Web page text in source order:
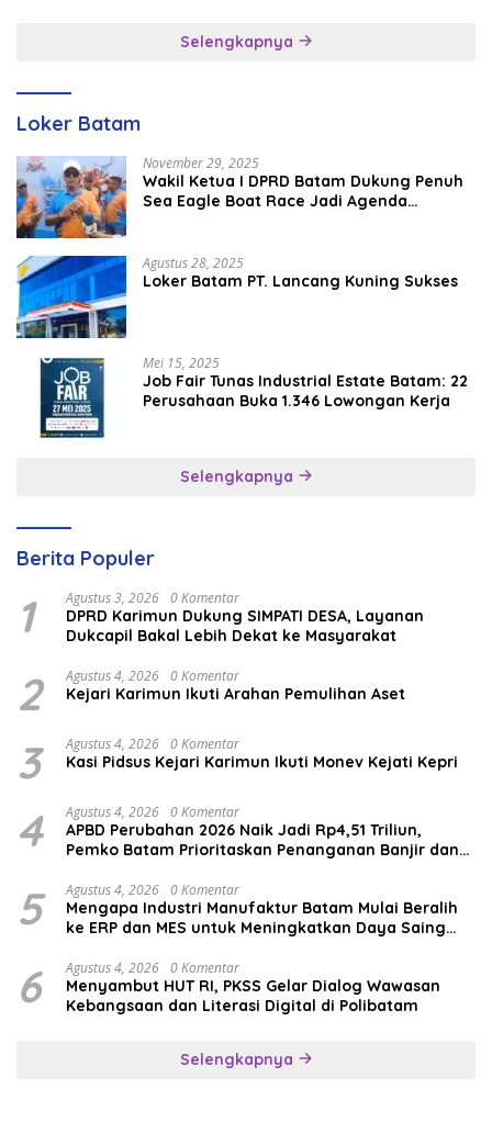
Selengkapnya
Loker Batam
November 29, 2025
Wakil Ketua I DPRD Batam Dukung Penuh
Sea Eagle Boat Race Jadi Agenda
Agustus 28, 2025
Loker Batam PT. Lancang Kuning Sukses
Mei 15, 2025
Job Fair Tunas Industrial Estate Batam: 22
Perusahaan Buka 1.346 Lowongan Kerja
Selengkapnya
Berita Populer
1 Agustus 3, 2026 0 Komentar
DPRD Karimun Dukung SIMPATI DESA, Layanan
Dukcapil Bakal Lebih Dekat ke Masyarakat
2 Agustus 4, 2026 0 Komentar
Kejari Karimun Ikuti Arahan Pemulihan Aset
3 Agustus 4, 2026 0 Komentar
Kasi Pidsus Kejari Karimun Ikuti Monev Kejati Kepri
4 Agustus 4, 2026 0 Komentar
APBD Perubahan 2026 Naik Jadi Rp4,51 Triliun,
Pemko Batam Prioritaskan Penanganan Banjir dan
5 Agustus 4, 2026 0 Komentar
Mengapa Industri Manufaktur Batam Mulai Beralih
ke ERP dan MES untuk Meningkatkan Daya Saing
6 Agustus 4, 2026 0 Komentar
Menyambut HUT RI, PKSS Gelar Dialog Wawasan
Kebangsaan dan Literasi Digital di Polibatam
Selengkapnya